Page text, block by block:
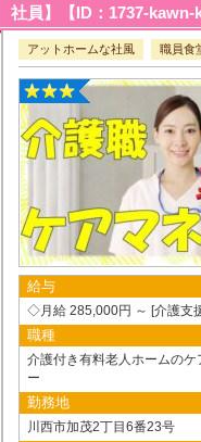
社員】【ID：1737-kawn-
アットホームな社風 職員食
給与
月給 285,000円 ～ 介護支
職種
介護付き有料老人ホームのケ
ー
勤務地
川西市加茂2丁目6番23号